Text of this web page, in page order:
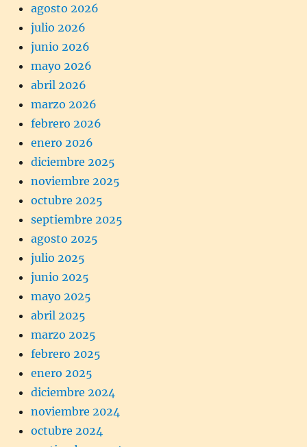
agosto 2026
julio 2026
junio 2026
mayo 2026
abril 2026
marzo 2026
febrero 2026
enero 2026
diciembre 2025
noviembre 2025
octubre 2025
septiembre 2025
agosto 2025
julio 2025
junio 2025
mayo 2025
abril 2025
marzo 2025
febrero 2025
enero 2025
diciembre 2024
noviembre 2024
octubre 2024